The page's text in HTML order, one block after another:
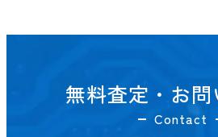
無料査定・お
Contact